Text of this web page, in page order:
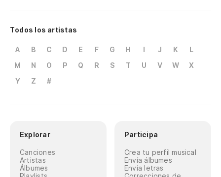
Todos los artistas
A B C D E F G H I J K
L
M
N O P Q R S T U V W
X
Y
Z #
Explorar
Canciones
Artistas
Álbumes
Participa
Crea tu perfil musical
Envía álbumes
Envía letras